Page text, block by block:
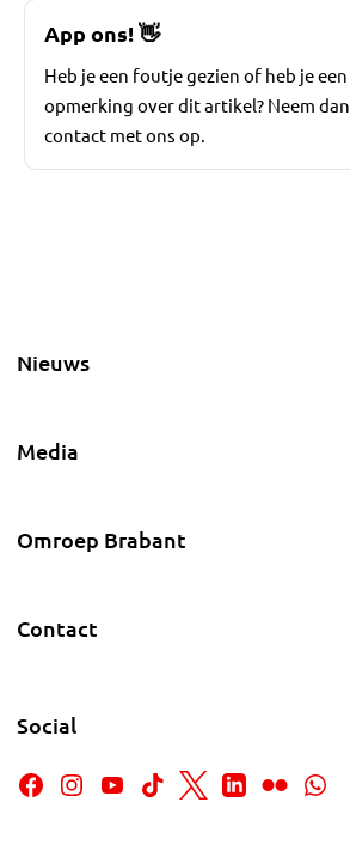
App ons!👋
Heb je een foutje gezien of heb je een
opmerking over dit artikel? Neem dan
contact met ons op.
Nieuws
Media
Omroep Brabant
Contact
Social